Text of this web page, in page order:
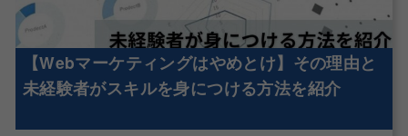
【Webマーケティングはやめとけ】その理由と
未経験者がスキルを身につける方法を紹介